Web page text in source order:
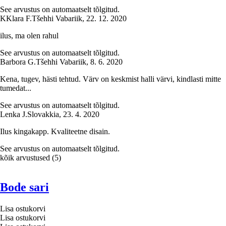
See arvustus on automaatselt tõlgitud.
KKlara F.Tšehhi Vabariik, 22. 12. 2020
ilus, ma olen rahul
See arvustus on automaatselt tõlgitud.
Barbora G.Tšehhi Vabariik, 8. 6. 2020
Kena, tugev, hästi tehtud. Värv on keskmist halli värvi, kindlasti mitte
tumedat...
See arvustus on automaatselt tõlgitud.
Lenka J.Slovakkia, 23. 4. 2020
Ilus kingakapp. Kvaliteetne disain.
See arvustus on automaatselt tõlgitud.
kõik arvustused (5)
Bode sari
Lisa ostukorvi
Lisa ostukorvi